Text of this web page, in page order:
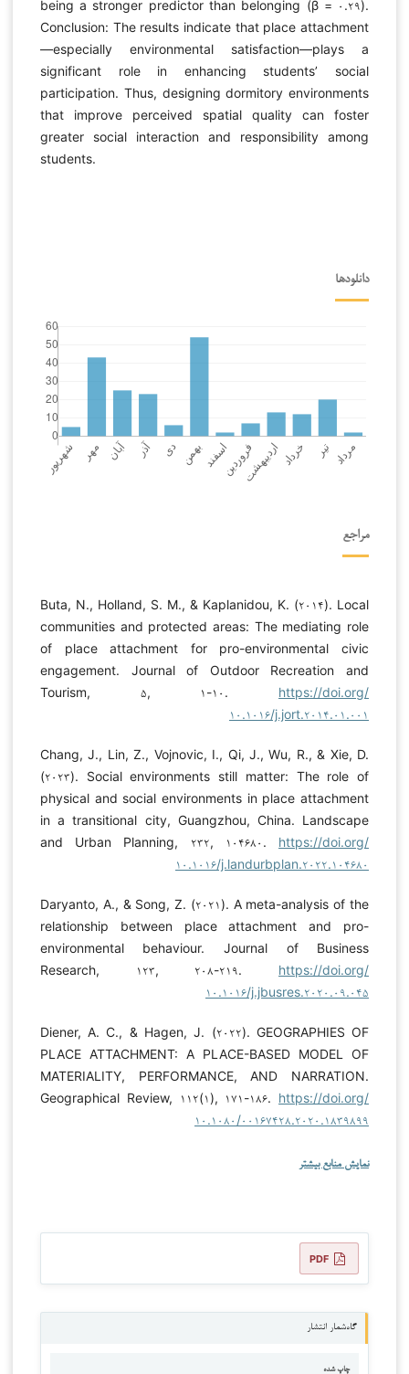
being a stronger predictor than belonging (β = ۰.۲۹).
Conclusion: The results indicate that place attachment
—especially environmental satisfaction—plays a
significant role in enhancing students’ social
participation. Thus, designing dormitory environments
that improve perceived spatial quality can foster
greater social interaction and responsibility among
students.
دانلودها
مراجع
Buta, N., Holland, S. M., & Kaplanidou, K. (۲۰۱۴). Local
communities and protected areas: The mediating role
of place attachment for pro-environmental civic
engagement. Journal of Outdoor Recreation and
Tourism, ۵, ۱-۱۰. https://doi.org/
۱۰.۱۰۱۶/j.jort.۲۰۱۴.۰۱.۰۰۱
Chang, J., Lin, Z., Vojnovic, I., Qi, J., Wu, R., & Xie, D.
(۲۰۲۳). Social environments still matter: The role of
physical and social environments in place attachment
in a transitional city, Guangzhou, China. Landscape
and Urban Planning, ۲۳۲, ۱۰۴۶۸۰. https://doi.org/
۱۰.۱۰۱۶/j.landurbplan.۲۰۲۲.۱۰۴۶۸۰
Daryanto, A., & Song, Z. (۲۰۲۱). A meta-analysis of the
relationship between place attachment and pro-
environmental behaviour. Journal of Business
Research, ۱۲۳, ۲۰۸-۲۱۹. https://doi.org/
۱۰.۱۰۱۶/j.jbusres.۲۰۲۰.۰۹.۰۴۵
Diener, A. C., & Hagen, J. (۲۰۲۲). GEOGRAPHIES OF
PLACE ATTACHMENT: A PLACE-BASED MODEL OF
MATERIALITY, PERFORMANCE, AND NARRATION.
Geographical Review, ۱۱۲(۱), ۱۷۱-۱۸۶. https://doi.org/
۱۰.۱۰۸۰/۰۰۱۶۷۴۲۸.۲۰۲۰.۱۸۳۹۸۹۹
نمایش منابع بیشتر
PDF
گاه‌شمار انتشار
چاپ شده